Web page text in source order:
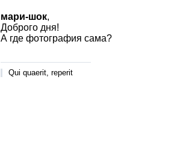
мари-шок,
Доброго дня!
А где фотография сама?
Qui quaerit, reperit